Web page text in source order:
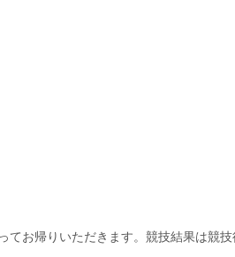
お帰りいただきます。競技結果は競技